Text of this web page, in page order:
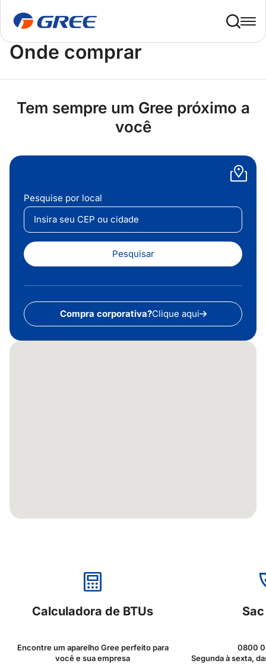
Home Onde Comprar
Onde comprar
Tem sempre um Gree próximo a
você
Pesquise por local
Pesquisar
Compra corporativa?Clique aqui
Calculadora de BTUs
Encontre um aparelho Gree perfeito para
você e sua empresa
0800
Segunda à sexta,